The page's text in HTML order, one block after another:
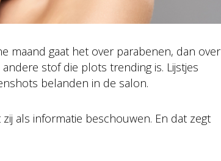
maand gaat het over parabenen, dan over
stof die plots trending is. Lijstjes
belanden in de salon.
als informatie beschouwen. En dat zegt